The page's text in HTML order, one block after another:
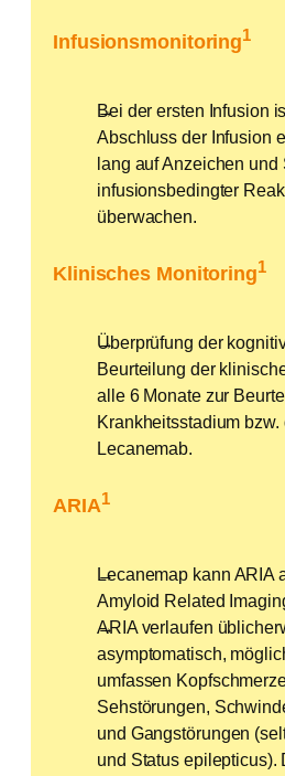
Infusionsmonitoring1
Bei der ersten Infusion
Abschluss der Infusion
lang auf Anzeichen und
infusionsbedingter
überwachen.
Klinisches Monitoring1
Überprüfung der
Beurteilung der
alle 6 Monate zur
Krankheitsstadium
Lecanemab.
ARIA1
Lecanemap kann ARIA
Amyloid Related
ARIA verlaufen
asymptomatisch,
umfassen
Sehstörungen,
und Gangstörungen
und Status epilepticus).